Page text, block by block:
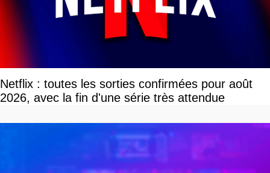
Netflix : toutes les sorties confirmées pour août
2026, avec la fin d'une série très attendue